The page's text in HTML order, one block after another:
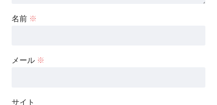
名前 ※
メール ※
サイト